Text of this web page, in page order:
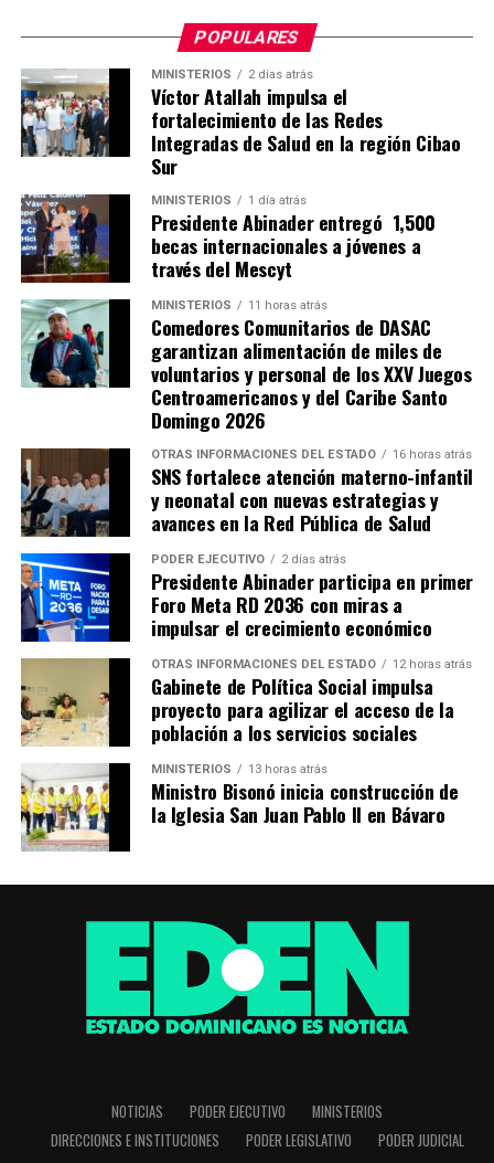
POPULARES
MINISTERIOS 2 días atrás
Víctor Atallah impulsa el
fortalecimiento de las Redes
Integradas de Salud en la región Cibao
Sur
MINISTERIOS 1 día atrás
Presidente Abinader entregó 1,500
becas internacionales a jóvenes a
través del Mescyt
MINISTERIOS 11 horas atrás
Comedores Comunitarios de DASAC
garantizan alimentación de miles de
voluntarios y personal de los XXV Juegos
Centroamericanos y del Caribe Santo
Domingo 2026
OTRAS INFORMACIONES DEL ESTADO 16 horas atrás
SNS fortalece atención materno-infantil
y neonatal con nuevas estrategias y
avances en la Red Pública de Salud
PODER EJECUTIVO 2 días atrás
Presidente Abinader participa en primer
Foro Meta RD 2036 con miras a
impulsar el crecimiento económico
OTRAS INFORMACIONES DEL ESTADO 12 horas atrás
Gabinete de Política Social impulsa
proyecto para agilizar el acceso de la
población a los servicios sociales
MINISTERIOS 13 horas atrás
Ministro Bisonó inicia construcción de
la Iglesia San Juan Pablo II en Bávaro
NOTICIAS PODER EJECUTIVO
MINISTERIOS
DIRECCIONES E INSTITUCIONES
PODER LEGISLATIVO
PODER JUDICIAL